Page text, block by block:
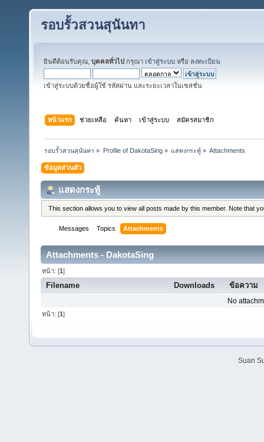
รอบรั้วสวนสุนันทา
ยินดีต้อนรับคุณ, บุคคลทั่วไป กรุณา เข้าสู่ระบบ หรือ ลงทะเบียน
เข้าสู่ระบบด้วยชื่อผู้ใช้ รหัสผ่าน และระยะเวลาในเซสชั่น
หน้าแรก ช่วยเหลือ ค้นหา เข้าสู่ระบบ สมัครสมาชิก
รอบรั้วสวนสุนันทา » Profile of DakotaSing» แสดงกระทู้» Attachments
ข้อมูลส่วนตัว
แสดงกระทู้
This section allows you to view all posts made by this member. Note that
Messages Topics Attachments
Attachments - DakotaSing
หน้า: [1]
Filename Downloads ข้อความ
No
หน้า: [1]
Suan